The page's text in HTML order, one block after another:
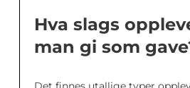
Hva slags
man gi som